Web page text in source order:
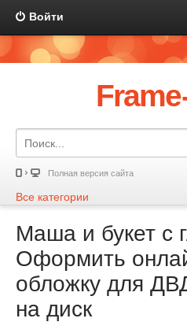
Войти
Полная версия сайта
Все категории
Маша и букет с
Оформить
обложку для
на диск